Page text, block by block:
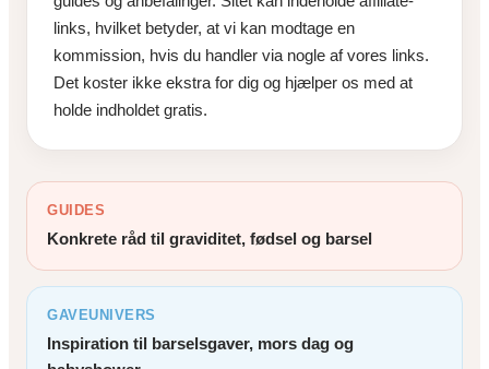
links, hvilket betyder, at vi kan modtage en
kommission, hvis du handler via nogle af vores links.
Det koster ikke ekstra for dig og hjælper os med at
holde indholdet gratis.
GUIDES
Konkrete råd til graviditet, fødsel og barsel
GAVEUNIVERS
Inspiration til barselsgaver, mors dag og